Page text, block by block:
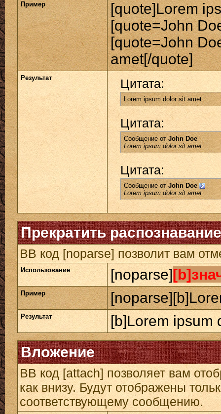
Пример
[quote]Lorem
[quote=John
[quote=John
amet[/quote]
Результат Цитата:
Lorem ipsum dolor sit amet
Цитата:
Сообщение отJohn Doe
Lorem ipsum dolor sit amet
Цитата:
Сообщение отJohn Doe
Lorem ipsum dolor sit amet
Прекратить
BB код [noparse] позволит вам
Использование [noparse]
Пример
Результат
[b]Lorem ipsum
Вложение
BB код [attach] позволяет вам
как внизу. Будут отображены
соответствующему сообщению.